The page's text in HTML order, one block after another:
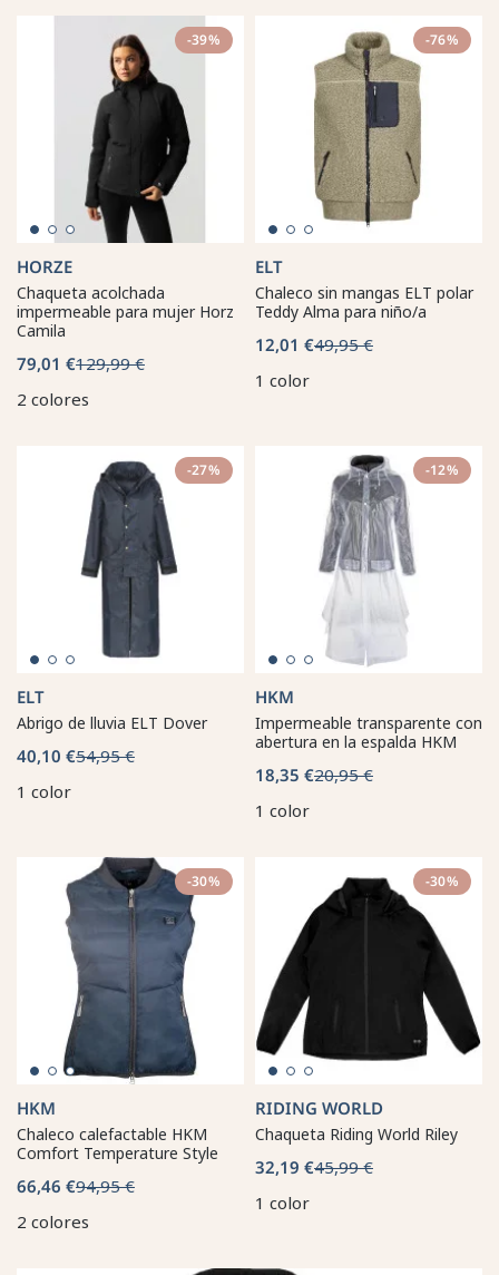
-39%
HORZE
Chaqueta acolchada
impermeable para mujer Horz
Camila
79,01 €129,99 €
2 colores
-76%
ELT
Chaleco sin mangas ELT polar
Teddy Alma para niño/a
12,01 €49,95 €
1 color
-27%
ELT
Abrigo de lluvia ELT Dover
40,10 €54,95 €
1 color
-12%
HKM
Impermeable transparente con
abertura en la espalda HKM
18,35 €20,95 €
1 color
-30%
HKM
Chaleco calefactable HKM
Comfort Temperature Style
66,46 €94,95 €
2 colores
-30%
RIDING WORLD
Chaqueta Riding World Riley
32,19 €45,99 €
1 color